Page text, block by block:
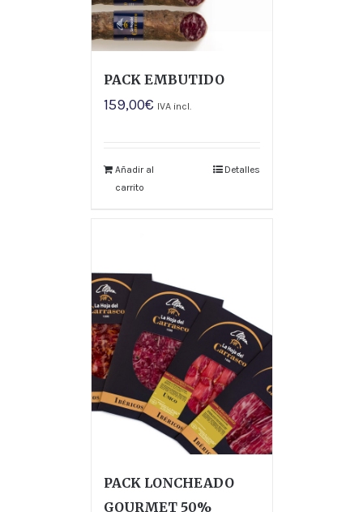
PACK EMBUTIDO
159,00€ IVA incl.
Añadir al
carrito
Detalles
PACK LONCHEADO
GOURMET 50%